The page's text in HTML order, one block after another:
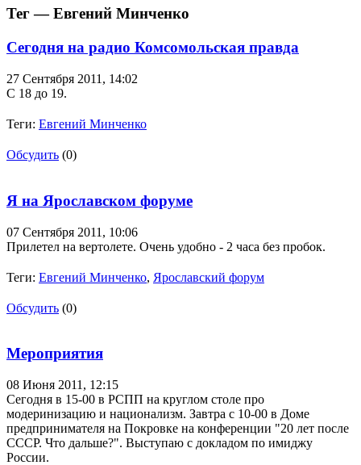
Тег — Евгений Минченко
Сегодня на радио Комсомольская правда
27 Сентября 2011, 14:02
С 18 до 19.
Теги: Евгений Минченко
Обсудить (0)
Я на Ярославском форуме
07 Сентября 2011, 10:06
Прилетел на вертолете. Очень удобно - 2 часа без пробок.
Теги: Евгений Минченко, Ярославский форум
Обсудить (0)
Мероприятия
08 Июня 2011, 12:15
Сегодня в 15-00 в РСПП на круглом столе про
модеринизацию и национализм. Завтра с 10-00 в Доме
предпринимателя на Покровке на конференции "20 лет после
СССР. Что дальше?". Выступаю с докладом по имиджу
России.